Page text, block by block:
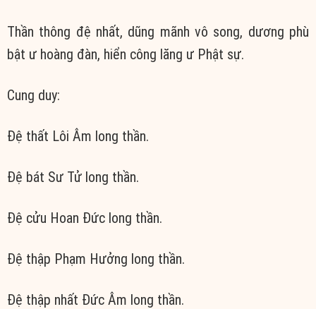
Thần thông đệ nhất, dũng mãnh vô song, dương phù
bật ư hoàng đàn, hiển công lăng ư Phật sự.
Cung duy:
Đệ thất Lôi Âm long thần.
Đệ bát Sư Tử long thần.
Đệ cửu Hoan Đức long thần.
Đệ thập Phạm Hưởng long thần.
Đệ thập nhất Đức Âm long thần.